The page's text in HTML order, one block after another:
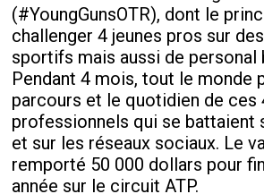
(#‎YoungGunsOTR), dont le
challenger 4 jeunes pros sur
sportifs mais aussi de personal
Pendant 4 mois, tout le monde
parcours et le quotidien de ces
professionnels qui se battaient
et sur les réseaux sociaux. Le
remporté 50 000 dollars pour
année sur le circuit ATP.